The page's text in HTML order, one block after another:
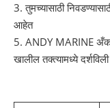
3. तुमच्यासाठी
आहेत
5. ANDY MARINE अँकर
खालील तक्त्यामध्ये